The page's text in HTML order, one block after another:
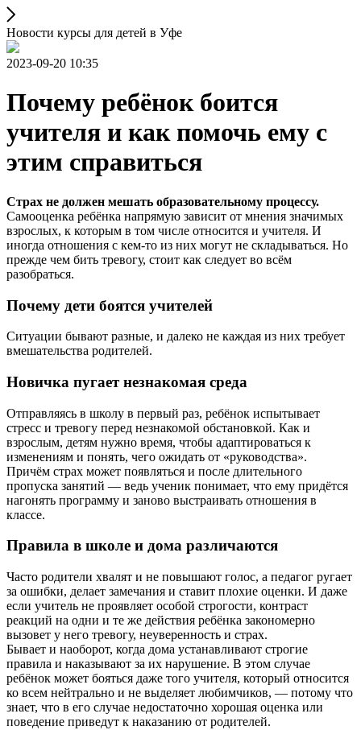
Новости курсы для детей в Уфе
2023-09-20 10:35
Почему ребёнок боится
учителя и как помочь ему с
этим справиться
Страх не должен мешать образовательному процессу.
Самооценка ребёнка напрямую зависит от мнения значимых
взрослых, к которым в том числе относится и учителя. И
иногда отношения с кем‑то из них могут не складываться. Но
прежде чем бить тревогу, стоит как следует во всём
разобраться.
Почему дети боятся учителей
Ситуации бывают разные, и далеко не каждая из них требует
вмешательства родителей.
Новичка пугает незнакомая среда
Отправляясь в школу в первый раз, ребёнок испытывает
стресс и тревогу перед незнакомой обстановкой. Как и
взрослым, детям нужно время, чтобы адаптироваться к
изменениям и понять, чего ожидать от «руководства».
Причём страх может появляться и после длительного
пропуска занятий — ведь ученик понимает, что ему придётся
нагонять программу и заново выстраивать отношения в
классе.
Правила в школе и дома различаются
Часто родители хвалят и не повышают голос, а педагог ругает
за ошибки, делает замечания и ставит плохие оценки. И даже
если учитель не проявляет особой строгости, контраст
реакций на одни и те же действия ребёнка закономерно
вызовет у него тревогу, неуверенность и страх.
Бывает и наоборот, когда дома устанавливают строгие
правила и наказывают за их нарушение. В этом случае
ребёнок может бояться даже того учителя, который относится
ко всем нейтрально и не выделяет любимчиков, — потому что
знает, что в его случае недостаточно хорошая оценка или
поведение приведут к наказанию от родителей.